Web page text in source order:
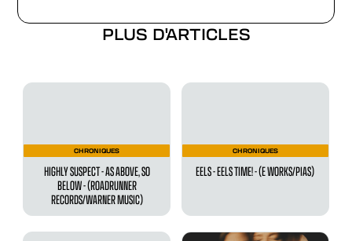
PLUS D'ARTICLES
CHRONIQUES
HIGHLY SUSPECT - AS ABOVE, SO
BELOW - (ROADRUNNER
RECORDS/WARNER MUSIC)
CHRONIQUES
EELS - EELS TIME! - (E WORKS/PIAS)